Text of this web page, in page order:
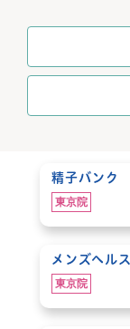
精子バンク
東京院
メンズヘルス
東京院